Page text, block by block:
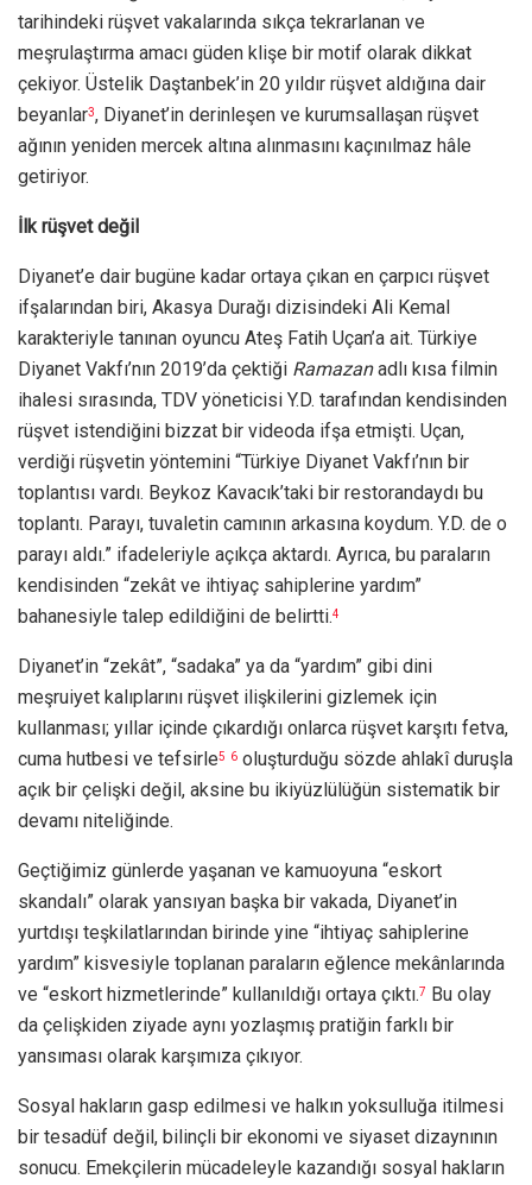
tarihindeki rüşvet vakalarında sıkça tekrarlanan ve
meşrulaştırma amacı güden klişe bir motif olarak dikkat
çekiyor. Üstelik Daştanbek’in 20 yıldır rüşvet aldığına dair
beyanlar3, Diyanet’in derinleşen ve kurumsallaşan rüşvet
ağının yeniden mercek altına alınmasını kaçınılmaz hâle
getiriyor.
İlk rüşvet değil
Diyanet’e dair bugüne kadar ortaya çıkan en çarpıcı rüşvet
ifşalarından biri, Akasya Durağı dizisindeki Ali Kemal
karakteriyle tanınan oyuncu Ateş Fatih Uçan’a ait. Türkiye
Diyanet Vakfı’nın 2019’da çektiği Ramazanadlı kısa filmin
ihalesi sırasında, TDV yöneticisi Y.D. tarafından kendisinden
rüşvet istendiğini bizzat bir videoda ifşa etmişti. Uçan,
verdiği rüşvetin yöntemini “Türkiye Diyanet Vakfı’nın bir
toplantısı vardı. Beykoz Kavacık’taki bir restorandaydı bu
toplantı. Parayı, tuvaletin camının arkasına koydum. Y.D. de o
parayı aldı.” ifadeleriyle açıkça aktardı. Ayrıca, bu paraların
kendisinden “zekât ve ihtiyaç sahiplerine yardım”
bahanesiyle talep edildiğini de belirtti.4
Diyanet’in “zekât”, “sadaka” ya da “yardım” gibi dini
meşruiyet kalıplarını rüşvet ilişkilerini gizlemek için
kullanması; yıllar içinde çıkardığı onlarca rüşvet karşıtı fetva,
cuma hutbesi ve tefsirle5 6 oluşturduğu sözde ahlakî duruşla
açık bir çelişki değil, aksine bu ikiyüzlülüğün sistematik bir
devamı niteliğinde.
Geçtiğimiz günlerde yaşanan ve kamuoyuna “eskort
skandalı” olarak yansıyan başka bir vakada, Diyanet’in
yurtdışı teşkilatlarından birinde yine “ihtiyaç sahiplerine
yardım” kisvesiyle toplanan paraların eğlence mekânlarında
ve “eskort hizmetlerinde” kullanıldığı ortaya çıktı.7
Bu olay
da çelişkiden ziyade aynı yozlaşmış pratiğin farklı bir
yansıması olarak karşımıza çıkıyor.
Sosyal hakların gasp edilmesi ve halkın yoksulluğa itilmesi
bir tesadüf değil, bilinçli bir ekonomi ve siyaset dizaynının
sonucu. Emekçilerin mücadeleyle kazandığı sosyal hakların